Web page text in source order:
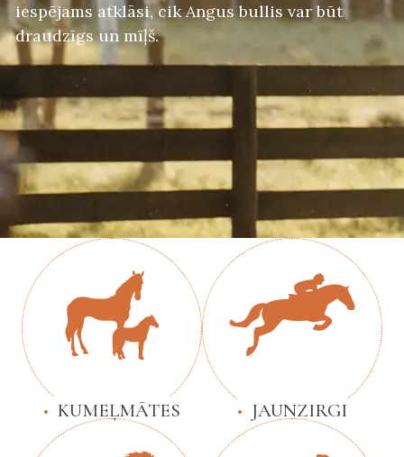
iespējams atklāsi, cik Angus bullis var būt
draudzīgs un mīļš.
KUMEĻMĀTES JAUNZIRGI